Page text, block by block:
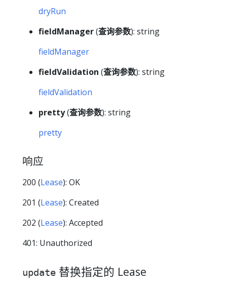
dryRun
fieldManager(查询参数): string
fieldManager
fieldValidation (查询参数): string
fieldValidation
pretty(查询参数): string
pretty
响应
200 (Lease): OK
201 (Lease): Created
202 (Lease): Accepted
401: Unauthorized
update 替换指定的 Lease